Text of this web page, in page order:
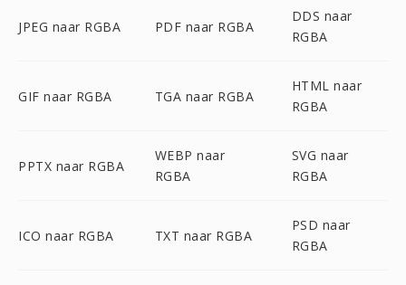
JPEG naar RGBA PDF naar RGBA
DDS naar
RGBA
GIF naar RGBA TGA naar RGBA
HTML naar
RGBA
PPTX naar RGBA
WEBP naar
RGBA
SVG naar
RGBA
ICO naar RGBA TXT naar RGBA
PSD naar
RGBA